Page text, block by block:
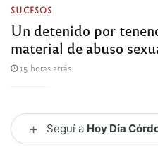
SUCESOS
Un detenido por
material de abuso
15 horas atrás
+ Seguí a Hoy Día